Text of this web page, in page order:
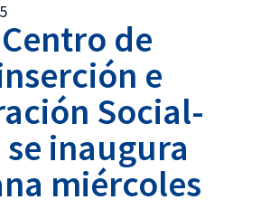
de
e
Social-
se inaugura
miércoles